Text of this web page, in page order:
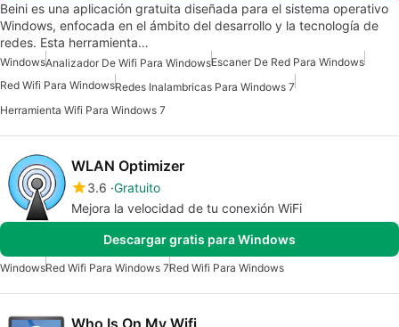
Beini es una aplicación gratuita diseñada para el sistema operativo
Windows, enfocada en el ámbito del desarrollo y la tecnología de
redes. Esta herramienta…
WindowsAnalizador De Wifi Para WindowsEscaner De Red Para Windows
Red Wifi Para WindowsRedes Inalambricas Para Windows 7
Herramienta Wifi Para Windows 7
WLAN Optimizer
3.6 Gratuito
Mejora la velocidad de tu conexión WiFi
Descargar gratis para Windows
WindowsRed Wifi Para Windows 7Red Wifi Para Windows
Who Is On My Wifi